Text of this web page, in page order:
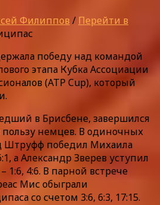
Филиппов / Перейти в
победу над командой
этапа Кубка Ассоциации
(ATP Cup), который
в Брисбене, завершился
немцев. В одиночных
Штруфф победил Михаила
а Александр Зверев уступил
1:6, 4:6. В парной встрече
Мис обыграли
со счетом 3:6, 6:3, 17:15.